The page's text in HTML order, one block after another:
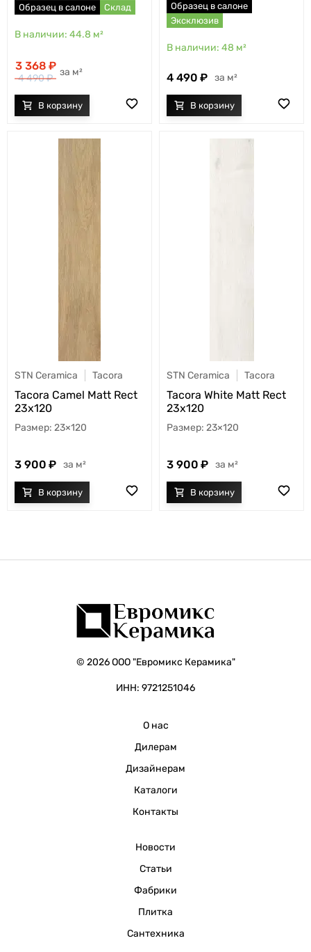
Образец в салоне Склад
44.8 м²
3 368
4 490
м²
Образец в салоне
Эксклюзив
48 м²
4 490 м²
STN Ceramica Tacora
Tacora Camel Matt Rect
23x120
23×120
3 900 м²
STN Ceramica Tacora
Tacora White Matt Rect
23x120
23×120
3 900 м²
© 2026 ООО "Евромикс Керамика"
ИНН: 9721251046
О нас
Дилерам
Дизайнерам
Каталоги
Контакты
Новости
Статьи
Фабрики
Плитка
Сантехника